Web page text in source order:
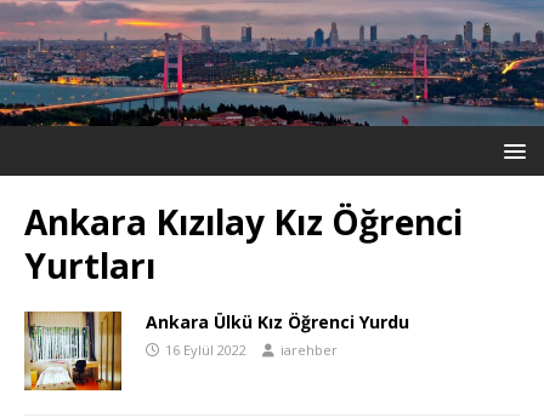
Ankara Kızılay Kız Öğrenci
Yurtları
Ankara Ülkü Kız Öğrenci Yurdu
16 Eylül 2022 iarehber